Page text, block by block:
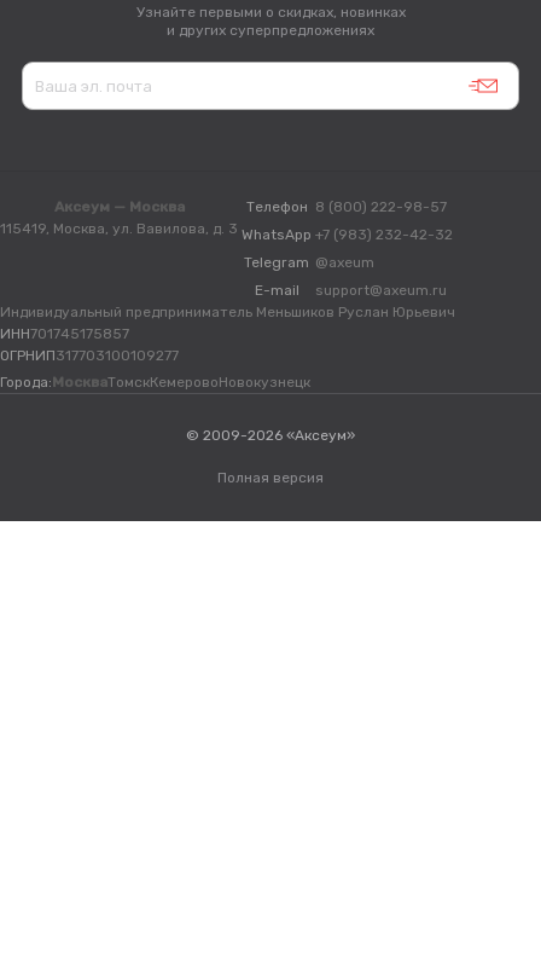
Узнайте первыми о скидках, новинках
и других суперпредложениях
Аксеум — Москва
115419, Москва, ул. Вавилова, д. 3
Телефон 8 (800) 222-98-57
WhatsApp +7 (983) 232-42-32
Telegram @axeum
E-mail
support@axeum.ru
Индивидуальный предприниматель Меньшиков Руслан Юрьевич
ИНН701745175857
ОГРНИП317703100109277
Города: МоскваТомскКемеровоНовокузнецк
© 2009-2026 «Аксеум»
Полная версия